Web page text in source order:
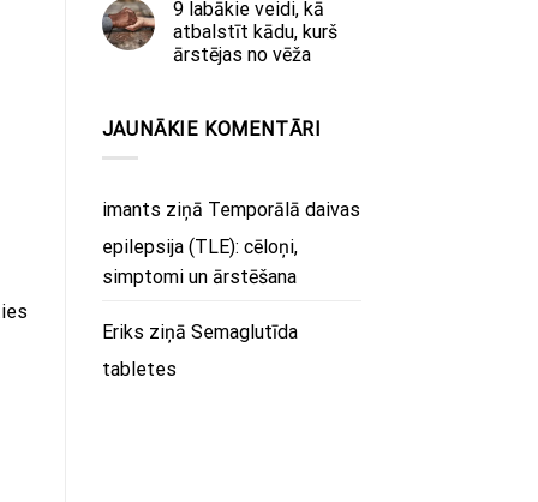
9 labākie veidi, kā
atbalstīt kādu, kurš
ārstējas no vēža
JAUNĀKIE KOMENTĀRI
imants ziņā Temporālā daivas
epilepsija (TLE): cēloņi,
simptomi un ārstēšana
Eriks ziņā Semaglutīda
tabletes